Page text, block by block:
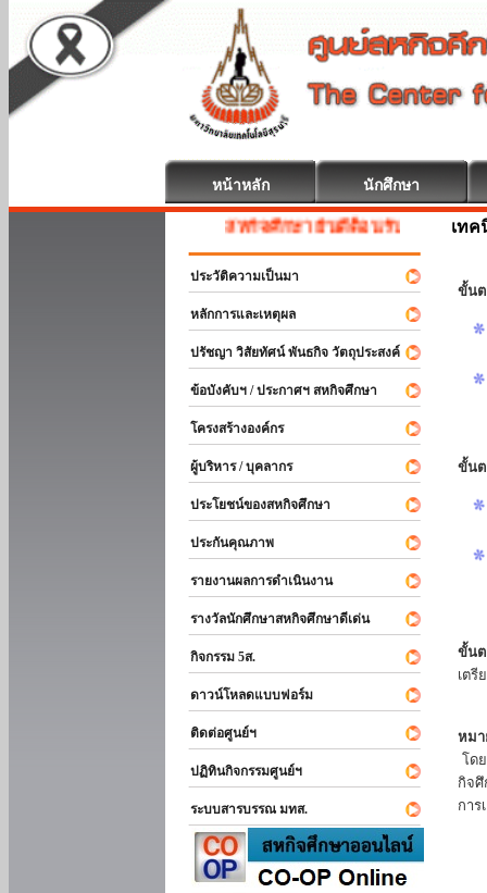
หน้าหลัก นักศึกษา
สหกิจศึกษา ยินดีต้อนรับ
ประวัติความเป็นมา
หลักการและเหตุผล
ปรัชญา วิสัยทัศน์ พันธกิจ วัตถุประสงค์
ข้อบังคับฯ / ประกาศฯ สหกิจศึกษา
โครงสร้างองค์กร
ผู้บริหาร / บุคลากร
ประโยชน์ของสหกิจศึกษา
ประกันคุณภาพ
รายงานผลการดำเนินงาน
รางวัลนักศึกษาสหกิจศึกษาดีเด่น
กิจกรรม 5ส.
ดาวน์โหลดแบบฟอร์ม
ติดต่อศูนย์ฯ
ปฏิทินกิจกรรมศูนย์ฯ
ระบบสารบรรณ มทส.
เทค
ขั้นต
ขั้นต
ขั้น
เตรี
หมา
โด
กิจ
การ